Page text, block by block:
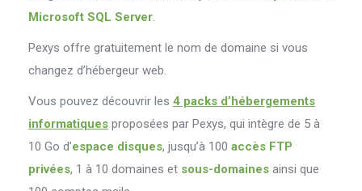
Microsoft SQL Server.
Pexys offre gratuitement le nom de domaine si vous
changez d’hébergeur web.
Vous pouvez découvrir les 4 packs d’hébergements
informatiques proposées par Pexys, qui intègre de 5 à
10 Go d’espace disques, jusqu’à 100 accès FTP
privées, 1 à 10 domaines et sous-domaines ainsi que